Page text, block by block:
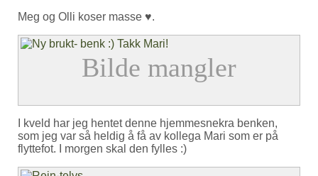
Meg og Olli koser masse ♥.
I kveld har jeg hentet denne hjemmesnekra benken,
som jeg var så heldig å få av kollega Mari som er på
flyttefot. I morgen skal den fylles :)